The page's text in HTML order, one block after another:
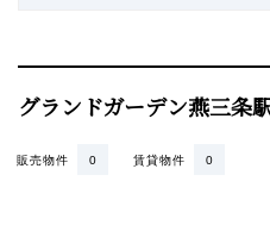
グランドガーデン燕三条
賃貸物件 0
販売物件 0